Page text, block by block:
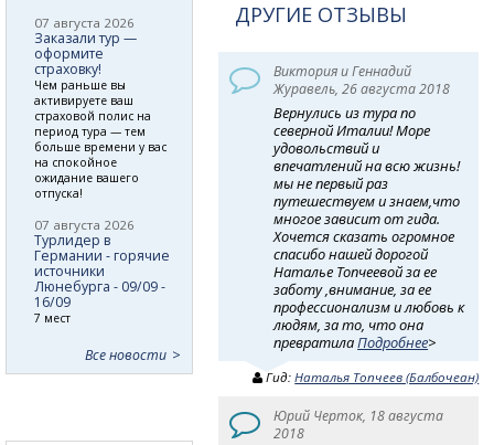
ДРУГИЕ ОТЗЫВЫ
Виктория и Геннадий
Журавель, 26 августа 2018
Вернулись из тура по
северной Италии! Море
удовольствий и
впечатлений на всю жизнь!
мы не первый раз
путешествуем и знаем,что
многое зависит от гида.
Хочется сказать огромное
спасибо нашей дорогой
Наталье Топчеевой за ее
заботу ,внимание, за ее
профессионализм и любовь к
людям, за то, что она
превратилаПодробнее>
Гид:Наталья Топчеев (Балбочеан)
Юрий Черток, 18 августа
2018
07 августа 2026
Заказали тур —
оформите
страховку!
Чем раньше вы
активируете ваш
страховой полис на
период тура — тем
больше времени у вас
на спокойное
ожидание вашего
отпуска!
07 августа 2026
Турлидер в
Германии - горячие
источники
Люнебурга - 09/09 -
16/09
7 мест
Все новости